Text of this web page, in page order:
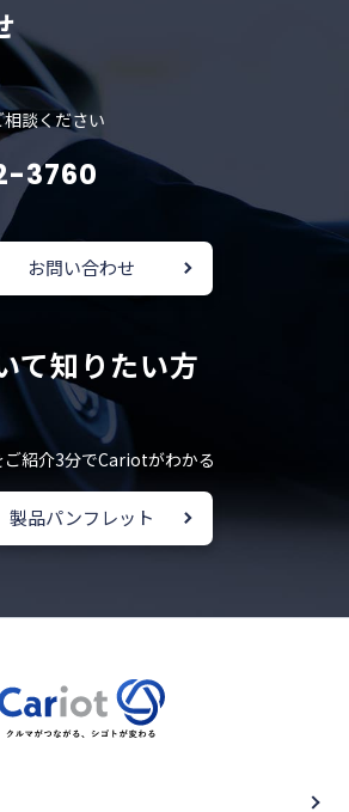
談ください
3760
お問い合わせ
て知りたい方
ご紹介3分でCariotがわかる
製品パンフレット